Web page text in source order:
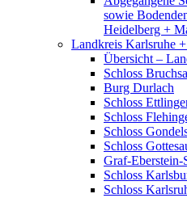
sowie
Heidelberg +
Landkreis Karlsruhe
Übersicht –
Schloss
Burg Durlach
Schloss
Schloss
Schloss
Schloss
Graf-Eberstein-
Schloss
Schloss